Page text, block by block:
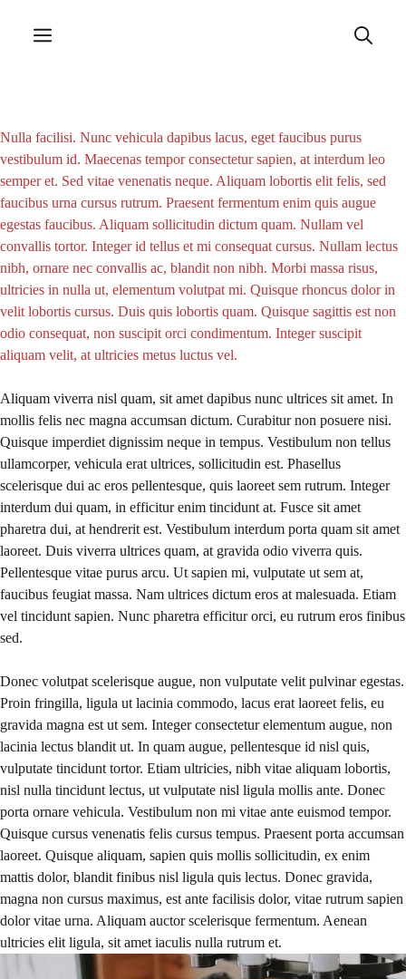
Menu
Nulla facilisi. Nunc vehicula dapibus lacus, eget faucibus purus
vestibulum id. Maecenas tempor consectetur sapien, at interdum leo
semper et. Sed vitae venenatis neque. Aliquam lobortis elit felis, sed
faucibus urna cursus rutrum. Praesent fermentum enim quis augue
egestas faucibus. Aliquam sollicitudin dictum quam. Nullam vel
convallis tortor. Integer id tellus et mi consequat cursus. Nullam lectus
nibh, ornare nec convallis ac, blandit non nibh. Morbi massa risus,
ultricies in nulla ut, elementum volutpat mi. Quisque rhoncus dolor in
velit lobortis cursus. Duis quis lobortis quam. Quisque sagittis est non
odio consequat, non suscipit orci condimentum. Integer suscipit
aliquam velit, at ultricies metus luctus vel.
Aliquam viverra nisl quam, sit amet dapibus nunc ultrices sit amet. In
mollis felis nec magna accumsan dictum. Curabitur non posuere nisi.
Quisque imperdiet dignissim neque in tempus. Vestibulum non tellus
ullamcorper, vehicula erat ultrices, sollicitudin est. Phasellus
scelerisque dui ac eros pellentesque, quis laoreet sem rutrum. Integer
interdum dui quam, in efficitur enim tincidunt at. Fusce sit amet
pharetra dui, at hendrerit est. Vestibulum interdum porta quam sit amet
laoreet. Duis viverra ultrices quam, at gravida odio viverra quis.
Pellentesque vitae purus arcu. Ut sapien mi, vulputate ut sem at,
faucibus feugiat massa. Nam ultrices dictum eros at malesuada. Etiam
vel tincidunt sapien. Nunc pharetra efficitur orci, eu rutrum eros finibus
sed.
Donec volutpat scelerisque augue, non vulputate velit pulvinar egestas.
Proin fringilla, ligula ut lacinia commodo, lacus erat laoreet felis, eu
gravida magna est ut sem. Integer consectetur elementum augue, non
lacinia lectus blandit ut. In quam augue, pellentesque id nisl quis,
vulputate tincidunt tortor. Etiam ultricies, nibh vitae aliquam lobortis,
nisl nulla tincidunt lectus, ut vulputate nisl ligula mollis ante. Donec
porta ornare vehicula. Vestibulum non mi vitae ante euismod tempor.
Quisque cursus venenatis felis cursus tempus. Praesent porta accumsan
laoreet. Quisque aliquam, sapien quis mollis sollicitudin, ex enim
mattis dolor, blandit finibus nisl ligula quis lectus. Donec gravida,
magna non cursus maximus, est ante facilisis dolor, vitae rutrum sapien
dolor vitae urna. Aliquam auctor scelerisque fermentum. Aenean
ultricies elit ligula, sit amet iaculis nulla rutrum et.